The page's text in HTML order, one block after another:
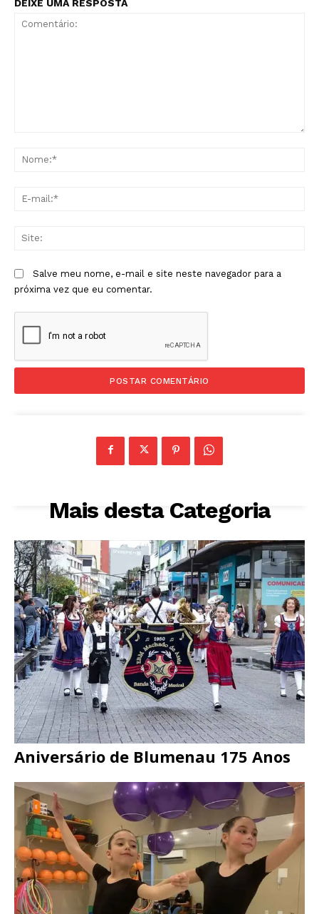
DEIXE UMA RESPOSTA
Salve meu nome, e-mail e site neste navegador para a
próxima vez que eu comentar.
Mais desta Categoria
Aniversário de Blumenau 175 Anos